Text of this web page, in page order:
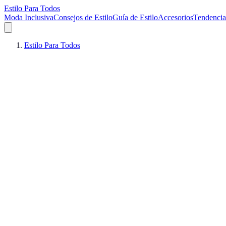
Estilo Para Todos
Moda InclusivaConsejos de EstiloGuía de EstiloAccesorios
Estilo Para Todos